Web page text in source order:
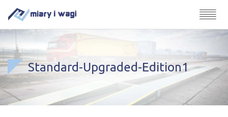
Standard-Upgraded-Edition1